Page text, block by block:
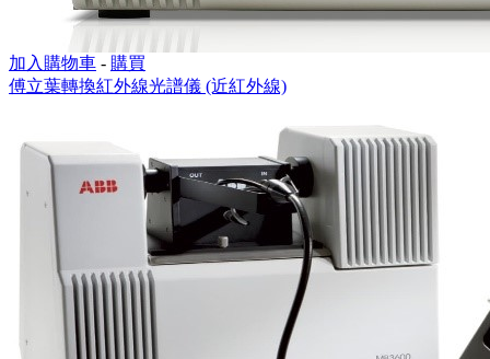
加入購物車 - 購買
傅立葉轉換紅外線光譜儀 (近紅外線)